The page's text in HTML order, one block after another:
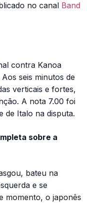
no canal Band
contra Kanoa
seis minutos de
verticais e fortes,
A nota 7.00 foi
de Italo na disputa.
sobre a
bateu na
e se
momento, o japonês